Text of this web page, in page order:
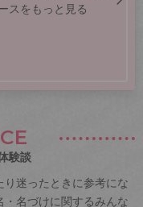
スをもっと見る
験談
迷ったときに参考にな
名づけに関するみんな